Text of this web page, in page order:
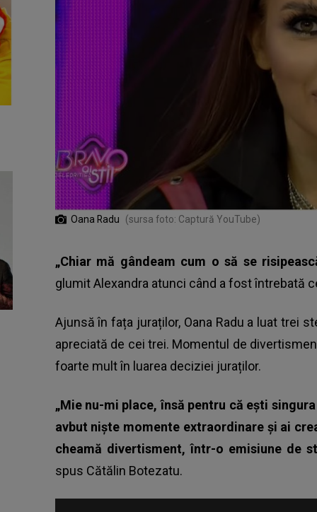
Oana Radu (sursa foto: Captură YouTube)
„Chiar mă gândeam cum o să se
glumit Alexandra atunci când a fost întrebată
Ajunsă în fața juraților, Oana Radu a luat trei
apreciată de cei trei. Momentul de
foarte mult în luarea deciziei juraților.
„Mie nu-mi place, însă pentru că ești
avbut niște momente extraordinare și ai
cheamă divertisment, într-o emisiune de
spus Cătălin Botezatu.